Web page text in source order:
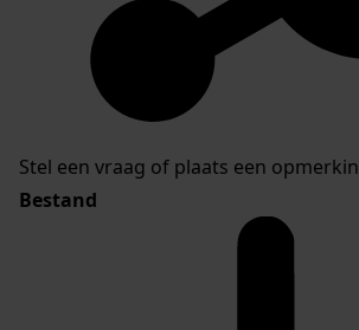
Stel een vraag of plaats een
Bestand